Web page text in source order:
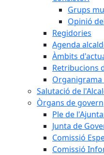
Grups
Opinió
Regidories
Agenda
Àmbits
Retribucions
Salutació de
Òrgans de govern
Ple de
Junta de
Comissió
Comissió